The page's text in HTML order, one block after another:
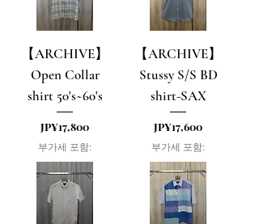
【ARCHIVE】
Open Collar
shirt 50's~60's
가격
JP¥17,800
부가세 포함:
【ARCHIVE】
Stussy S/S BD
shirt-SAX
가격
JP¥17,600
부가세 포함: